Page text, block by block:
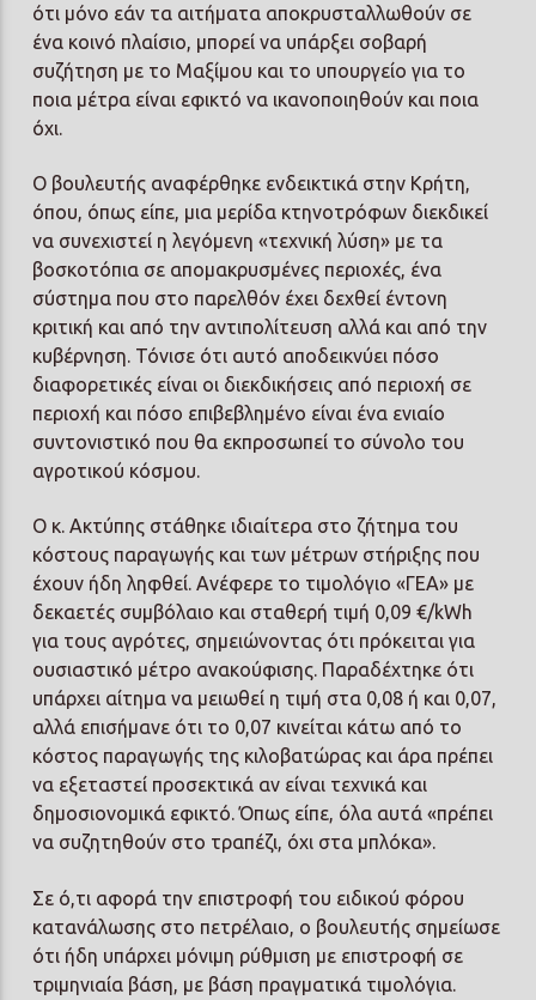
ότι μόνο εάν τα αιτήματα αποκρυσταλλωθούν σε
ένα κοινό πλαίσιο, μπορεί να υπάρξει σοβαρή
συζήτηση με το Μαξίμου και το υπουργείο για το
ποια μέτρα είναι εφικτό να ικανοποιηθούν και ποια
όχι.
Ο βουλευτής αναφέρθηκε ενδεικτικά στην Κρήτη,
όπου, όπως είπε, μια μερίδα κτηνοτρόφων διεκδικεί
να συνεχιστεί η λεγόμενη «τεχνική λύση» με τα
βοσκοτόπια σε απομακρυσμένες περιοχές, ένα
σύστημα που στο παρελθόν έχει δεχθεί έντονη
κριτική και από την αντιπολίτευση αλλά και από την
κυβέρνηση. Τόνισε ότι αυτό αποδεικνύει πόσο
διαφορετικές είναι οι διεκδικήσεις από περιοχή σε
περιοχή και πόσο επιβεβλημένο είναι ένα ενιαίο
συντονιστικό που θα εκπροσωπεί το σύνολο του
αγροτικού κόσμου.
Ο κ. Ακτύπης στάθηκε ιδιαίτερα στο ζήτημα του
κόστους παραγωγής και των μέτρων στήριξης που
έχουν ήδη ληφθεί. Ανέφερε το τιμολόγιο «ΓΕΑ» με
δεκαετές συμβόλαιο και σταθερή τιμή 0,09 €/kWh
για τους αγρότες, σημειώνοντας ότι πρόκειται για
ουσιαστικό μέτρο ανακούφισης. Παραδέχτηκε ότι
υπάρχει αίτημα να μειωθεί η τιμή στα 0,08 ή και 0,07,
αλλά επισήμανε ότι το 0,07 κινείται κάτω από το
κόστος παραγωγής της κιλοβατώρας και άρα πρέπει
να εξεταστεί προσεκτικά αν είναι τεχνικά και
δημοσιονομικά εφικτό. Όπως είπε, όλα αυτά «πρέπει
να συζητηθούν στο τραπέζι, όχι στα μπλόκα».
Σε ό,τι αφορά την επιστροφή του ειδικού φόρου
κατανάλωσης στο πετρέλαιο, ο βουλευτής σημείωσε
ότι ήδη υπάρχει μόνιμη ρύθμιση με επιστροφή σε
τριμηνιαία βάση, με βάση πραγματικά τιμολόγια.